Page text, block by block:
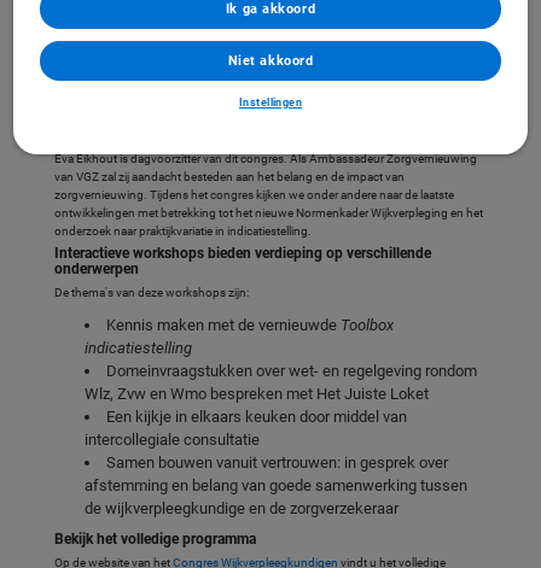
inhoudsdeskundigen en gaan tijdens interactieve workshops aan de slag met
verschillende onderwerpen.
www.congreswijkverpleegkundigen.nl/inschrijving
Inschrijven kan tot en met 4 november, maar er is een beperkt aantal plekken
beschikbaar. Vol = vol, dus wees er snel bij!
Eva Eikhout is dagvoorzitter van dit congres. Als Ambassadeur Zorgvernieuwing
van VGZ zal zij aandacht besteden aan het belang en de impact van
zorgvernieuwing. Tijdens het congres kijken we onder andere naar de laatste
ontwikkelingen met betrekking tot het nieuwe Normenkader Wijkverpleging en het
onderzoek naar praktijkvariatie in indicatiestelling.
Interactieve workshops bieden verdieping op verschillende
onderwerpen
De thema's van deze workshops zijn:
Kennis maken met de vernieuwde Toolbox
indicatiestelling
Domeinvraagstukken over wet- en regelgeving rondom
Wlz, Zvw en Wmo bespreken met Het Juiste Loket
Een kijkje in elkaars keuken door middel van
intercollegiale consultatie
Samen bouwen vanuit vertrouwen: in gesprek over
afstemming en belang van goede samenwerking tussen
de wijkverpleegkundige en de zorgverzekeraar
Bekijk het volledige programma
Op de website van hetCongres Wijkverpleegkundigen vindt u het volledige
Instellingen
Niet akkoord
Ik ga akkoord